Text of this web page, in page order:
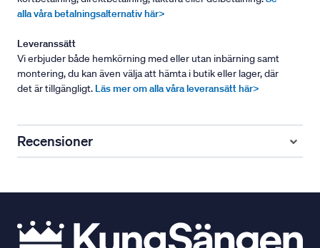
alla våra betalningsalternativ här>
Leveranssätt
Vi erbjuder både hemkörning med eller utan inbärning samt
montering, du kan även välja att hämta i butik eller lager, där
det är tillgängligt. Läs mer om alla våra leveransätt här>
Recensioner